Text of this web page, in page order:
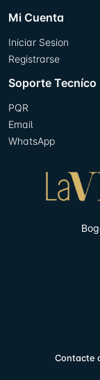
Mi Cuenta
Iniciar Sesion
Registrarse
Soporte Tecníco
PQR
Email
WhatsApp
Contacte